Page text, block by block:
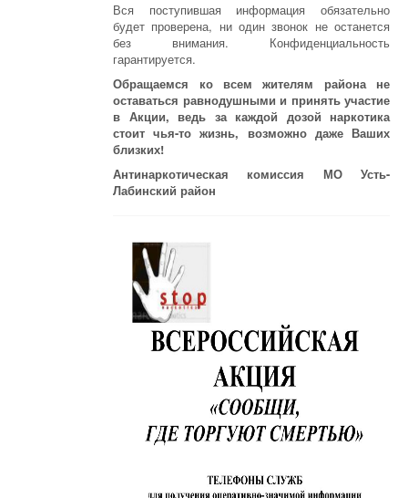
Вся поступившая информация обязательно
будет проверена, ни один звонок не останется
без внимания. Конфиденциальность
гарантируется.
Обращаемся ко всем жителям района не
оставаться равнодушными и принять участие
в Акции, ведь за каждой дозой наркотика
стоит чья-то жизнь, возможно даже Ваших
близких!
Антинаркотическая комиссия МО Усть-
Лабинский район